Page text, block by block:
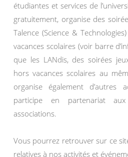
étudiantes et services de
gratuitement, organise des
Talence (Science &
vacances scolaires (voir barre
que les LANdis, des soirées
hors vacances scolaires au
organise également d’autres
participe en partenariat aux
associations.
Vous pourrez retrouver sur ce
relatives à nos activités et